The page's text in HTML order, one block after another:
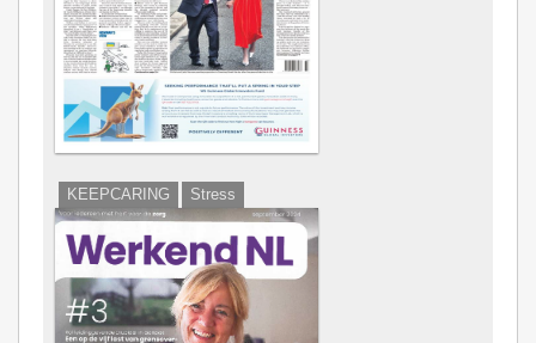
KEEPCARING Stress